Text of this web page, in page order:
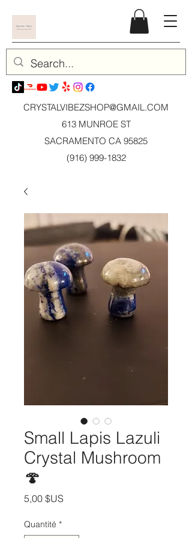
CRYSTALVIBEZSHOP@GMAIL.COM
613 MUNROE ST
SACRAMENTO CA 95825
(916) 999-1832
Small Lapis Lazuli
Crystal Mushroom
🍄
5,00 $US
Quantité *